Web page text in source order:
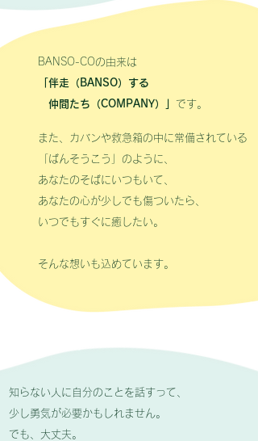
BANSO-COの由来は
「伴走（BANSO）する
仲間たち（COMPANY）」 です。
また、カバンや救急箱の中に常備されている
「ばんそうこう」のように、
あなたのそばにいつもいて、
あなたの心が少しでも傷ついたら、
いつでもすぐに癒したい。
そんな想いも込めています。
知らない人に自分のことを話すって、
少し勇気が必要かもしれません。
でも、大丈夫。